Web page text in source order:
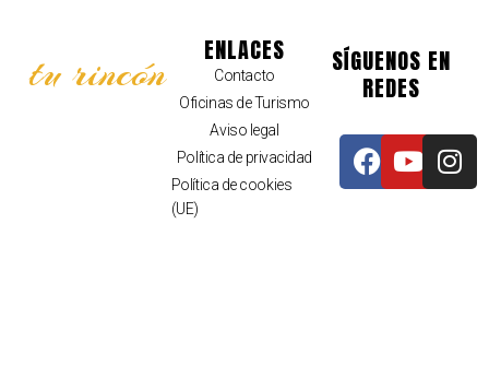
tu rincón ENLACES
Contacto
Oficinas de Turismo
Aviso legal
Política de privacidad
Política de cookies
(UE)
SÍGUENOS EN
REDES